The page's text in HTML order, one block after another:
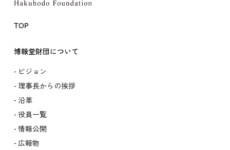
TOP
博報堂財団について
ビジョン
理事長からの挨拶
沿革
役員一覧
情報公開
広報物